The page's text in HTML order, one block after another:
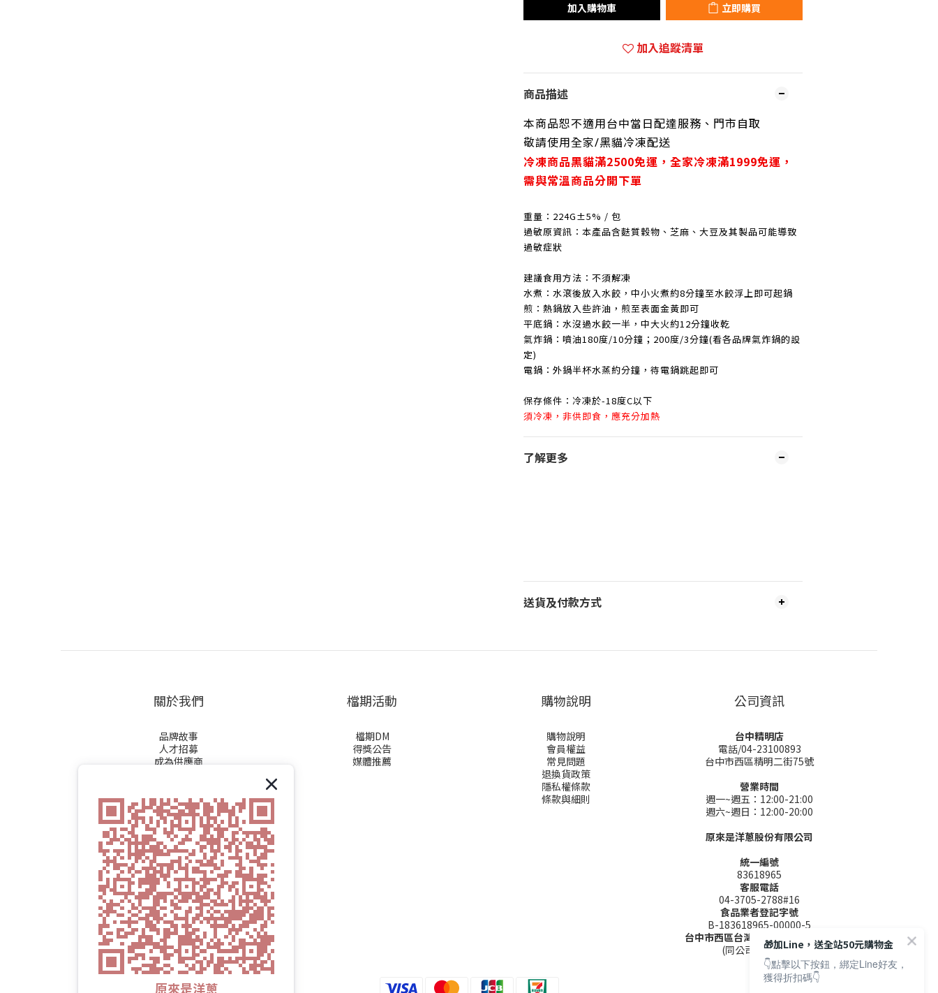
加入購物車 立即購買
加入追蹤清單
商品描述
本商品恕不適用台中當日配達服務 、門市自取
敬請使用全家/黑貓冷凍配送
冷凍商品黑貓滿2500免運， 全家冷凍滿1999免運，
需與常溫商品分開下單
重量： 224G±5% / 包
過敏原資訊： 本產品含麩質穀物、芝麻、大豆及其製品可能導致
過敏症狀
建議食用方法 ： 不須解凍
水煮：水滾後放入水餃，中小火煮約8分鐘至水餃浮上即可起鍋
煎：熱鍋放入些許油，煎至表面金黃即可
平底鍋：水沒過水餃一半，中大火約12分鐘收乾
氣炸鍋：噴油180度/10分鐘；200度/3分鐘(看各品牌氣炸鍋的設
定)
電鍋：外鍋半杯水蒸約分鐘，待電鍋跳起即可
保存條件：冷凍於-18度C以下
須冷凍，非供即食，應充分加熱
了解更多
送貨及付款方式
關於我們
品牌故事
人才招募
成為供應商
檔期活動
檔期DM
得獎公告
媒體推薦
購物說明
購物說明
會員權益
常見問題
退換貨政策
隱私權條款
條款與細則
公司資訊
台中精明店
電話/04-23100893
台中市西區精明二街75號
營業時間
週一~週五：12:00-21:00
週六~週日：12:00-20:00
原來是洋蔥股份有限公司
統一編號
83618965
客服電話
04-3705-2788#16
食品業者登記字號
B-183618965-00000-5
台中市西區台灣大道二段285號9樓
(同公司聯絡地址)🎁加Line，送全站50元購物金
👇點擊以下按鈕，綁定Line好友，
獲得折扣碼👇
原來是洋蔥